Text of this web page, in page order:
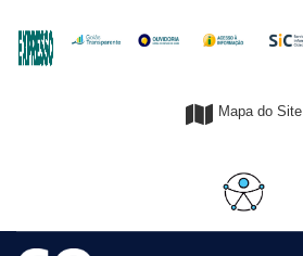
Mapa do Site